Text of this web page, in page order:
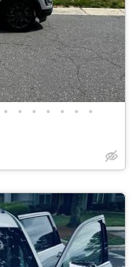
• • • • • • •